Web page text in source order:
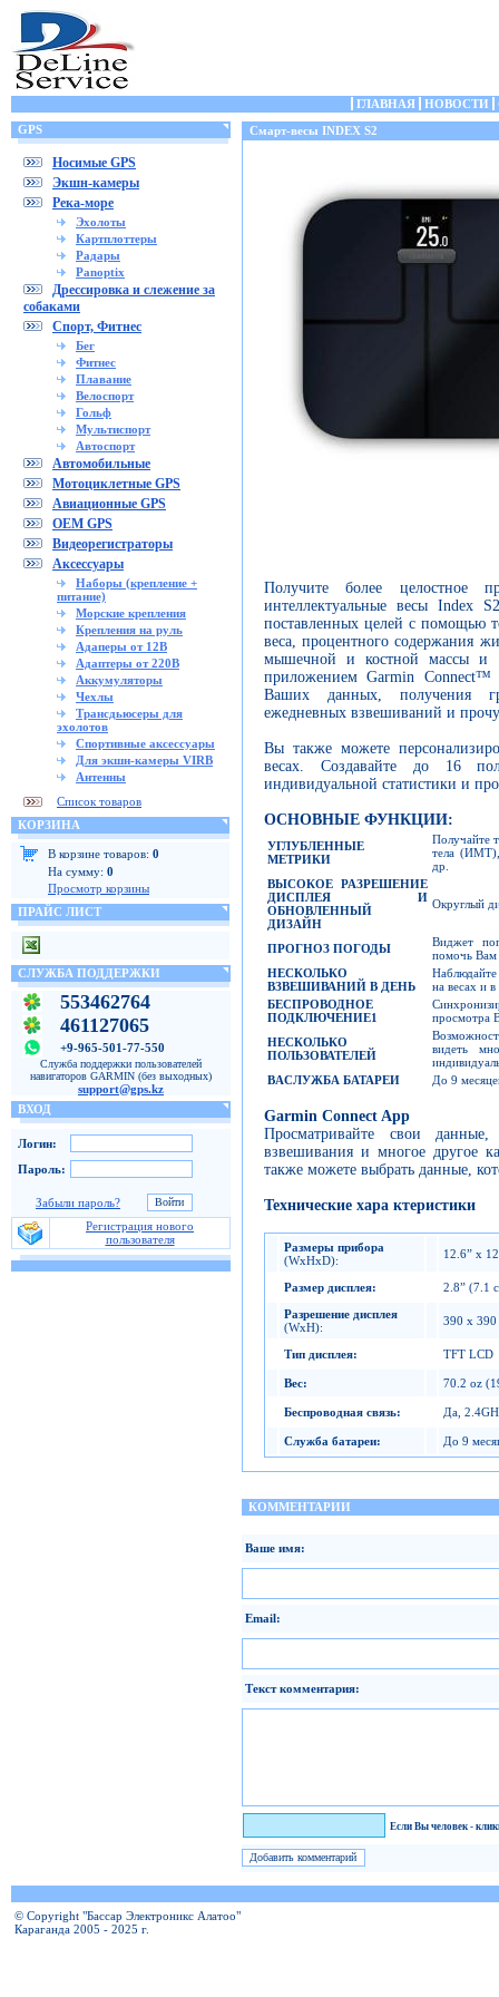
ГЛАВНАЯ НОВОСТИ
GPS
Носимые GPS
Экшн-камеры
Река-море
Эхолоты
Картплоттеры
Радары
Panoptix
Дрессировка и слежение за
собаками
Спорт, Фитнес
Бег
Фитнес
Плавание
Велоспорт
Гольф
Мультиспорт
Автоспорт
Автомобильные
Мотоциклетные GPS
Авиационные GPS
OEM GPS
Видеорегистраторы
Аксессуары
Наборы (крепление +
питание)
Морские крепления
Крепления на руль
Адаперы от 12В
Адаптеры от 220В
Аккумуляторы
Чехлы
Трансдьюсеры для
эхолотов
Спортивные аксессуары
Для экшн-камеры VIRB
Антенны
Список товаров
КОРЗИНА
В корзине товаров: 0
На сумму: 0
Просмотр корзины
ПРАЙС ЛИСТ
СЛУЖБА ПОДДЕРЖКИ
553462764
461127065
+9-965-501-77-550
Служба поддержки пользователей
навигаторов GARMIN (без выходных)
support@gps.kz
ВХОД
Логин:
Пароль:
Забыли пароль?
Регистрация нового
пользователя
Смарт-весы INDEX S2
Получите более целостное
интеллектуальные весы Index
поставленных целей с помощью
веса, процентного содержания
мышечной и костной массы и
приложением Garmin Connect™
Ваших данных, получения
ежедневных взвешиваний и
Вы также можете
весах. Создавайте до 16
индивидуальной статистики и
ОСНОВНЫЕ ФУНКЦИИ:
УГЛУБЛЕННЫЕ
МЕТРИКИ
Получайте
тела
др.
ВЫСОКОЕ РАЗРЕШЕНИЕ
ДИСПЛЕЯ И
ОБНОВЛЕННЫЙ
ДИЗАЙН
Округлый
ПРОГНОЗ ПОГОДЫ
Виджет
помочь Вам
НЕСКОЛЬКО
ВЗВЕШИВАНИЙ В ДЕНЬ
Наблюдайте
на весах и
БЕСПРОВОДНОЕ
ПОДКЛЮЧЕНИЕ1
просмотра
НЕСКОЛЬКО
ПОЛЬЗОВАТЕЛЕЙ
видеть
BAСЛУЖБА БАТАРЕИ До 9
Garmin Connect App
Просматривайте свои
взвешивания и многое другое
также можете выбрать данные,
Технические хара ктеристики
Размеры прибора
(WxHxD):
12.6” x
Размер дисплея:
2.8” (7.1
Разрешение дисплея
(WxH):
390 x 390
Тип дисплея: TFT LCD
Вес: 70.2 oz
Беспроводная связь: Да,
Служба батареи: До 9
КОММЕНТАРИИ
Ваше имя:
Email:
Текст комментария:
Если Вы человек -
© Copyright "Бассар Электроникс Алатоо"
Караганда 2005 - 2025 г.